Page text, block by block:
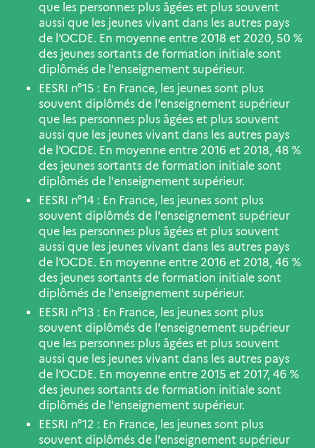
que les personnes plus âgées et plus souvent
aussi que les jeunes vivant dans les autres pays
de l'OCDE. En moyenne entre 2018 et 2020, 50 %
des jeunes sortants de formation initiale sont
diplômés de l'enseignement supérieur.
EESRI n°15 : En France, les jeunes sont plus
souvent diplômés de l'enseignement supérieur
que les personnes plus âgées et plus souvent
aussi que les jeunes vivant dans les autres pays
de l'OCDE. En moyenne entre 2016 et 2018, 48 %
des jeunes sortants de formation initiale sont
diplômés de l'enseignement supérieur.
EESRI n°14 : En France, les jeunes sont plus
souvent diplômés de l'enseignement supérieur
que les personnes plus âgées et plus souvent
aussi que les jeunes vivant dans les autres pays
de l'OCDE. En moyenne entre 2016 et 2018, 46 %
des jeunes sortants de formation initiale sont
diplômés de l'enseignement supérieur.
EESRI n°13 : En France, les jeunes sont plus
souvent diplômés de l'enseignement supérieur
que les personnes plus âgées et plus souvent
aussi que les jeunes vivant dans les autres pays
de l'OCDE. En moyenne entre 2015 et 2017, 46 %
des jeunes sortants de formation initiale sont
diplômés de l'enseignement supérieur.
EESRI n°12 : En France, les jeunes sont plus
souvent diplômés de l'enseignement supérieur